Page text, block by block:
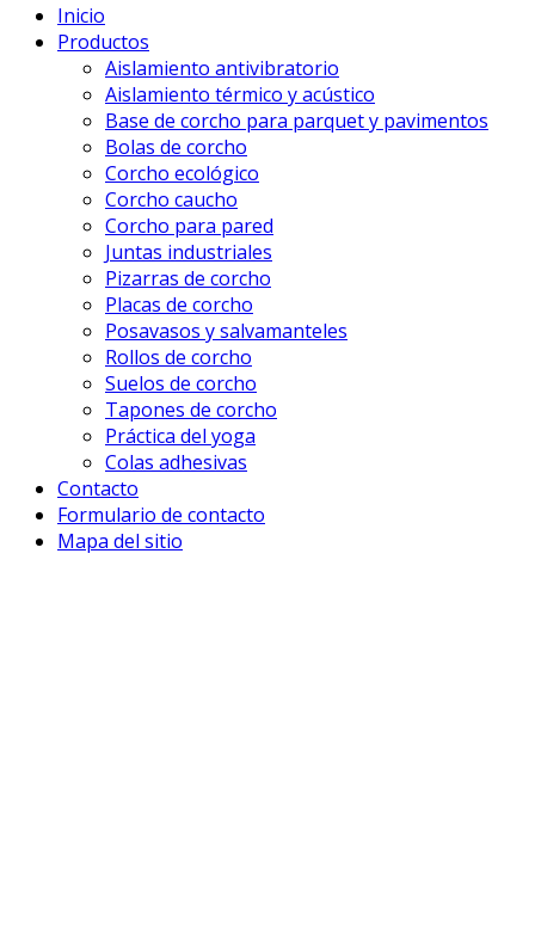
Inicio
Productos
Aislamiento antivibratorio
Aislamiento térmico y acústico
Base de corcho para parquet y pavimentos
Bolas de corcho
Corcho ecológico
Corcho caucho
Corcho para pared
Juntas industriales
Pizarras de corcho
Placas de corcho
Posavasos y salvamanteles
Rollos de corcho
Suelos de corcho
Tapones de corcho
Práctica del yoga
Colas adhesivas
Contacto
Formulario de contacto
Mapa del sitio